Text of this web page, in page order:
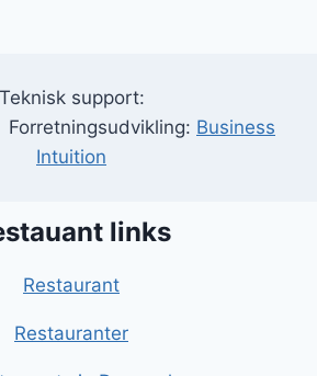
Teknisk support:
Business
Intuition
links
Restaurant
Restauranter